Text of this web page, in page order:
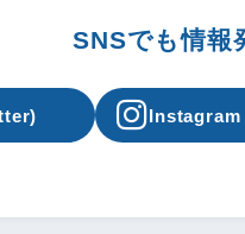
SNSでも情報
Instagram